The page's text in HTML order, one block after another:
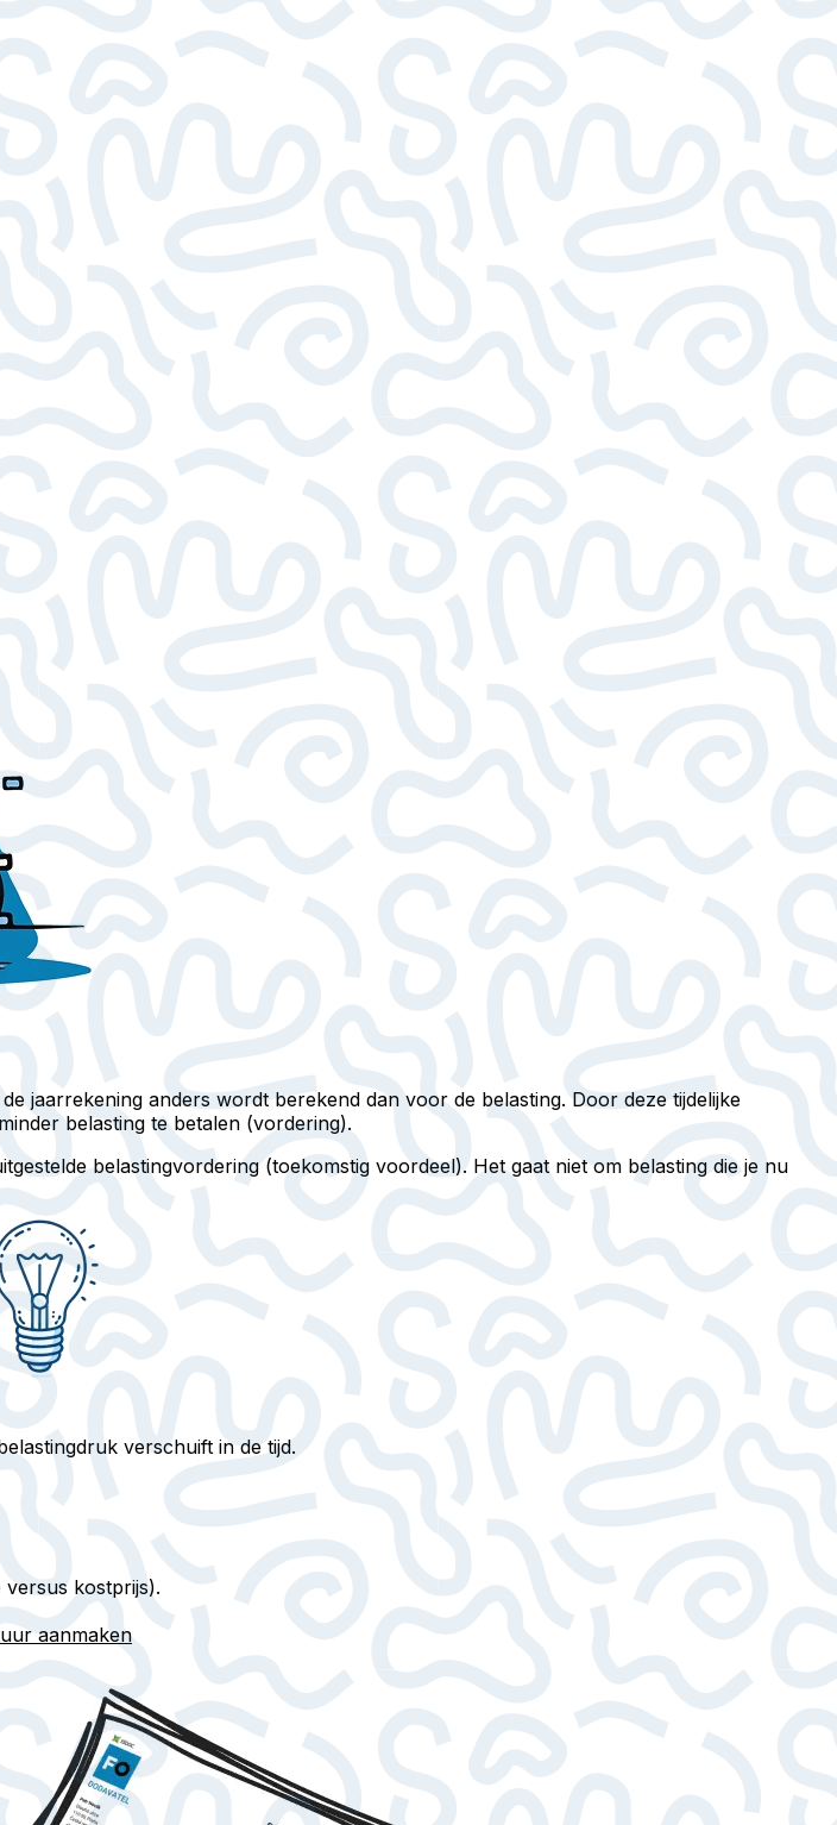
jaarrekening anders wordt berekend dan voor de belasting. Door deze tijdelijke
belasting te betalen (vordering).
belastingvordering (toekomstig voordeel). Het gaat niet om belasting die je nu
verschuift in de tijd.
kostprijs).
aanmaken